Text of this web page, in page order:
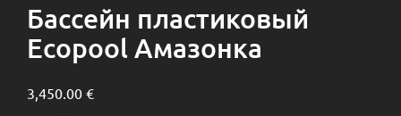
Бассейн пластиковый
Ecopool Амазонка
3,450.00 €